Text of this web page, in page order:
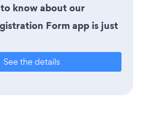
know about our
Form app is just
See the details